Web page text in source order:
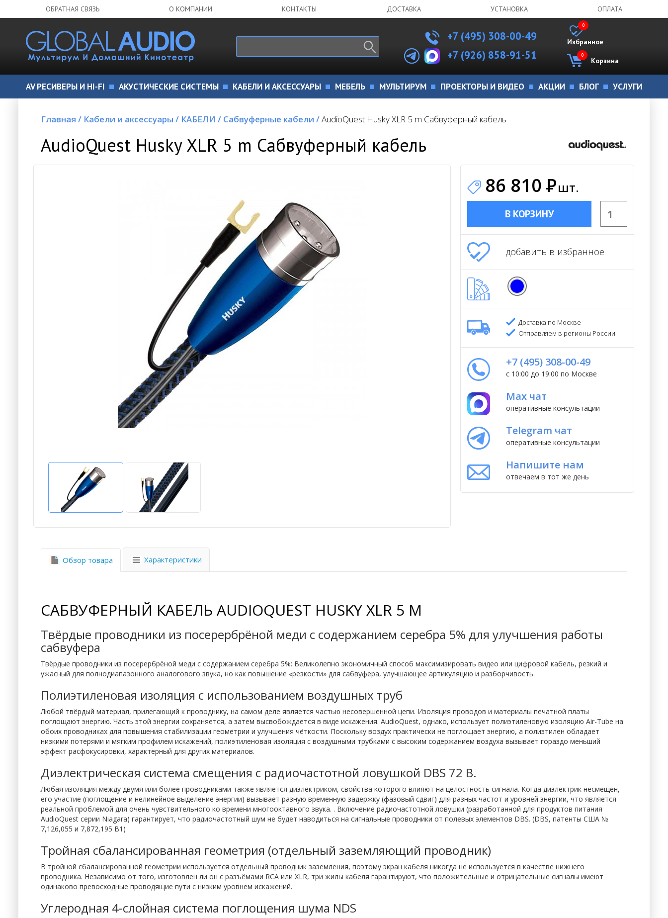
ОБРАТНАЯ СВЯЗЬ О КОМПАНИИ КОНТАКТЫ ДОСТАВКА УСТАНОВКА ОПЛАТА
+7 (495) 308-00-49
+7 (926) 858-91-51
Избранное
0
Корзина
0
AV РЕСИВЕРЫ И HI-FI АКУСТИЧЕСКИЕ СИСТЕМЫ КАБЕЛИ И АКСЕССУАРЫ МЕБЕЛЬ МУЛЬТИРУМ ПРОЕКТОРЫ И ВИДЕО АКЦИИ БЛОГ УСЛУГИ
Главная / Кабели и аксессуары / КАБЕЛИ / Сабвуферные кабели /AudioQuest Husky XLR 5 m Сабвуферный кабель
AudioQuest Husky XLR 5 m Сабвуферный кабель
86 810 Ршт.
В КОРЗИНУ
добавить в избранное
Доставка по Москве
Отправляем в регионы России
+7 (495) 308-00-49
с 10:00 до 19:00 по Москве
Max чат
оперативные консультации
Telegram чат
оперативные консультации
Напишите нам
отвечаем в тот же день
Обзор товара Характеристики
САБВУФЕРНЫЙ КАБЕЛЬ AUDIOQUEST HUSKY XLR 5 M
Твёрдые проводники из посерербрёной меди с содержанием серебра 5% для улучшения работы
сабвуфера
Твёрдые проводники из посерербрёной меди с содержанием серебра 5%: Великолепно экономичный способ максимизировать видео или цифровой кабель, резкий и
ужасный для полнодиапазонного аналогового звука, но как повышение «резкости» для сабвуфера, улучшающее артикуляцию и разборчивость.
Полиэтиленовая изоляция с использованием воздушных труб
Любой твёрдый материал, прилегающий к проводнику, на самом деле является частью несовершенной цепи. Изоляция проводов и материалы печатной платы
поглощают энергию. Часть этой энергии сохраняется, а затем высвобождается в виде искажения. AudioQuest, однако, использует полиэтиленовую изоляцию Air-Tube на
обоих проводниках для повышения стабилизации геометрии и улучшения чёткости. Поскольку воздух практически не поглощает энергию, а полиэтилен обладает
низкими потерями и мягким профилем искажений, полиэтиленовая изоляция с воздушными трубками с высоким содержанием воздуха вызывает гораздо меньший
эффект расфокусировки, характерный для других материалов.
Диэлектрическая система смещения с радиочастотной ловушкой DBS 72 В.
Любая изоляция между двумя или более проводниками также является диэлектриком, свойства которого влияют на целостность сигнала. Когда диэлектрик несмещён,
его участие (поглощение и нелинейное выделение энергии) вызывает разную временную задержку (фазовый сдвиг) для разных частот и уровней энергии, что является
реальной проблемой для очень чувствительного ко времени многооктавного звука. . Включение радиочастотной ловушки (разработанной для продуктов питания
AudioQuest серии Niagara) гарантирует, что радиочастотный шум не будет наводиться на сигнальные проводники от полевых элементов DBS. (DBS, патенты США №
7,126,055 и 7,872,195 B1)
Тройная сбалансированная геометрия (отдельный заземляющий проводник)
В тройной сбалансированной геометрии используется отдельный проводник заземления, поэтому экран кабеля никогда не используется в качестве нижнего
проводника. Независимо от того, изготовлен ли он с разъёмами RCA или XLR, три жилы кабеля гарантируют, что положительные и отрицательные сигналы имеют
одинаково превосходные проводящие пути с низким уровнем искажений.
Углеродная 4-слойная система поглощения шума NDS